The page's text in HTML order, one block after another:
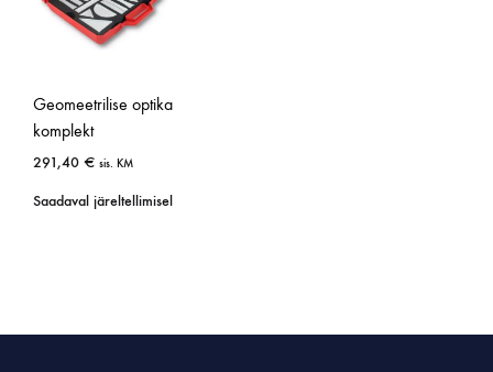
Geomeetrilise optika
komplekt
291,40 € sis. KM
Saadaval järeltellimisel